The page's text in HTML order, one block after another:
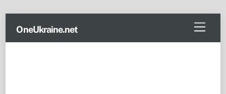
content
Menu
OneUkraine.net